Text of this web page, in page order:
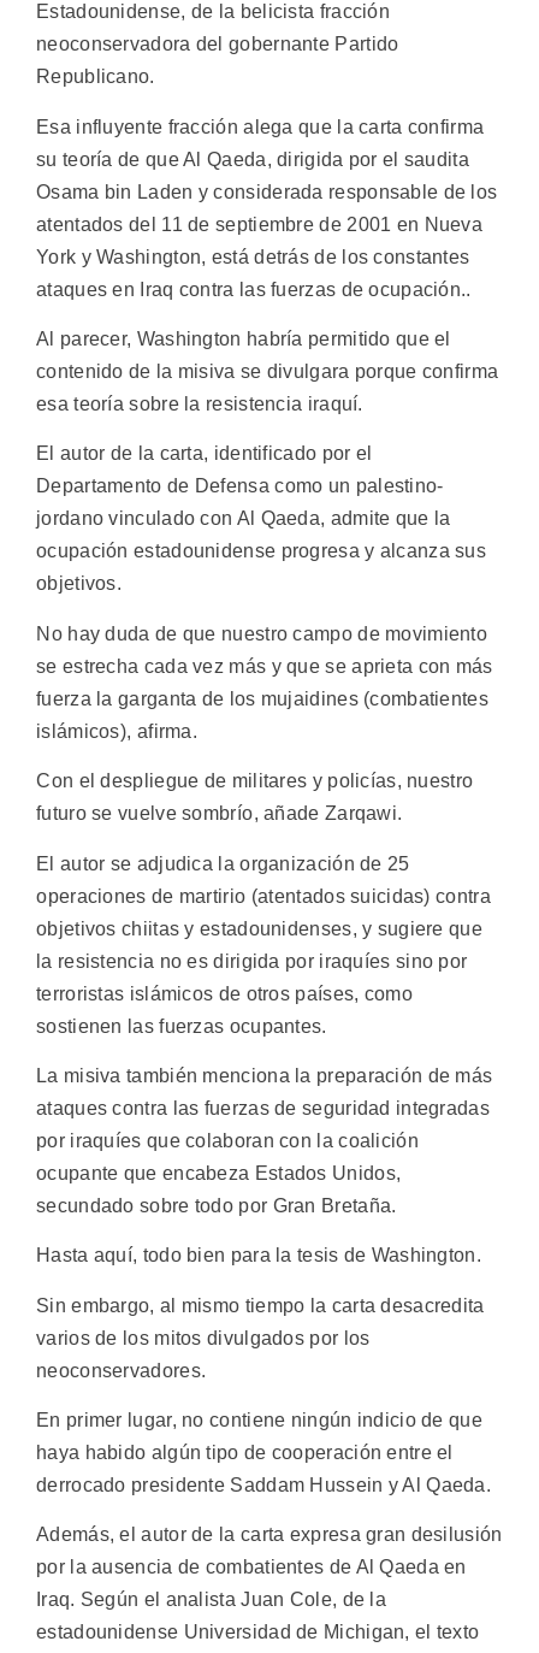
Estadounidense, de la belicista fracción
neoconservadora del gobernante Partido
Republicano.
Esa influyente fracción alega que la carta confirma
su teoría de que Al Qaeda, dirigida por el saudita
Osama bin Laden y considerada responsable de los
atentados del 11 de septiembre de 2001 en Nueva
York y Washington, está detrás de los constantes
ataques en Iraq contra las fuerzas de ocupación..
Al parecer, Washington habría permitido que el
contenido de la misiva se divulgara porque confirma
esa teoría sobre la resistencia iraquí.
El autor de la carta, identificado por el
Departamento de Defensa como un palestino-
jordano vinculado con Al Qaeda, admite que la
ocupación estadounidense progresa y alcanza sus
objetivos.
No hay duda de que nuestro campo de movimiento
se estrecha cada vez más y que se aprieta con más
fuerza la garganta de los mujaidines (combatientes
islámicos), afirma.
Con el despliegue de militares y policías, nuestro
futuro se vuelve sombrío, añade Zarqawi.
El autor se adjudica la organización de 25
operaciones de martirio (atentados suicidas) contra
objetivos chiitas y estadounidenses, y sugiere que
la resistencia no es dirigida por iraquíes sino por
terroristas islámicos de otros países, como
sostienen las fuerzas ocupantes.
La misiva también menciona la preparación de más
ataques contra las fuerzas de seguridad integradas
por iraquíes que colaboran con la coalición
ocupante que encabeza Estados Unidos,
secundado sobre todo por Gran Bretaña.
Hasta aquí, todo bien para la tesis de Washington.
Sin embargo, al mismo tiempo la carta desacredita
varios de los mitos divulgados por los
neoconservadores.
En primer lugar, no contiene ningún indicio de que
haya habido algún tipo de cooperación entre el
derrocado presidente Saddam Hussein y Al Qaeda.
Además, el autor de la carta expresa gran desilusión
por la ausencia de combatientes de Al Qaeda en
Iraq. Según el analista Juan Cole, de la
estadounidense Universidad de Michigan, el texto